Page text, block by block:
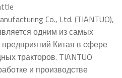
Co., Ltd. (TIANTUO),
одним из самых
Китая в сфере
тракторов. TIANTUO
и производстве